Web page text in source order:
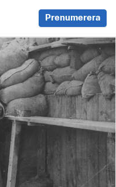
Prenumerera